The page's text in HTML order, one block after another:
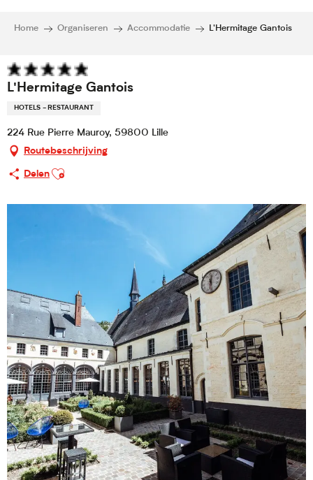
Home Organiseren Accommodatie L'Hermitage Gantois
L'Hermitage Gantois
HOTELS - RESTAURANT
224 Rue Pierre Mauroy, 59800 Lille
Routebeschrijving
Delen
Ajouter aux favoris